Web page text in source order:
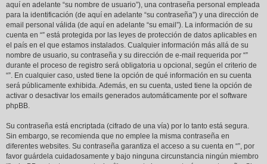
aquí en adelante “su nombre de usuario”), una contraseña personal empleada
para la identificación (de aquí en adelante “su contraseña”) y una dirección de
email personal válida (de aquí en adelante “su email”). La información de su
cuenta en “” está protegida por las leyes de protección de datos aplicables en
el país en el que estamos instalados. Cualquier información más allá de su
nombre de usuario, su contraseña y su dirección de e-mail requerida por “”
durante el proceso de registro será obligatoria u opcional, según el criterio de
“”. En cualquier caso, usted tiene la opción de qué información en su cuenta
será públicamente exhibida. Además, en su cuenta, usted tiene la opción de
activar o desactivar los emails generados automáticamente por el software
phpBB.
Su contraseña está encriptada (cifrado de una vía) por lo tanto está segura.
Sin embargo, se recomienda que no emplee la misma contraseña en
diferentes websites. Su contraseña garantiza el acceso a su cuenta en “”, por
favor guárdela cuidadosamente y bajo ninguna circunstancia ningún miembro